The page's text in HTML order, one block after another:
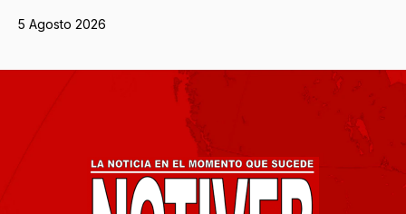
5 Agosto 2026